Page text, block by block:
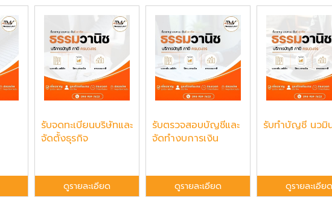
รับจดทะเบียนบริษัทและ
จัดตั้งธุรกิจ
ดูรายละเอียด
รับตรวจสอบบัญชีและ
จัดทำงบการเงิน
ดูรายละเอียด
รับทำบัญชี นวมิ
ดูรายละเอียด